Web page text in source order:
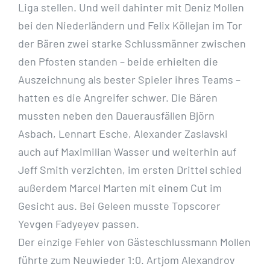
Liga stellen. Und weil dahinter mit Deniz Mollen
bei den Niederländern und Felix Köllejan im Tor
der Bären zwei starke Schlussmänner zwischen
den Pfosten standen – beide erhielten die
Auszeichnung als bester Spieler ihres Teams –
hatten es die Angreifer schwer. Die Bären
mussten neben den Dauerausfällen Björn
Asbach, Lennart Esche, Alexander Zaslavski
auch auf Maximilian Wasser und weiterhin auf
Jeff Smith verzichten, im ersten Drittel schied
außerdem Marcel Marten mit einem Cut im
Gesicht aus. Bei Geleen musste Topscorer
Yevgen Fadyeyev passen.
Der einzige Fehler von Gästeschlussmann Mollen
führte zum Neuwieder 1:0. Artjom Alexandrov